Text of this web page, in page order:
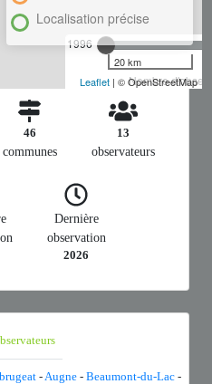
1996
Nombre
Localisation précise
20 km
Leaflet | © OpenStreetMap
46
communes
13
observateurs
Dernière
observation
2026
- Augne - Beaumont-du-Lac -